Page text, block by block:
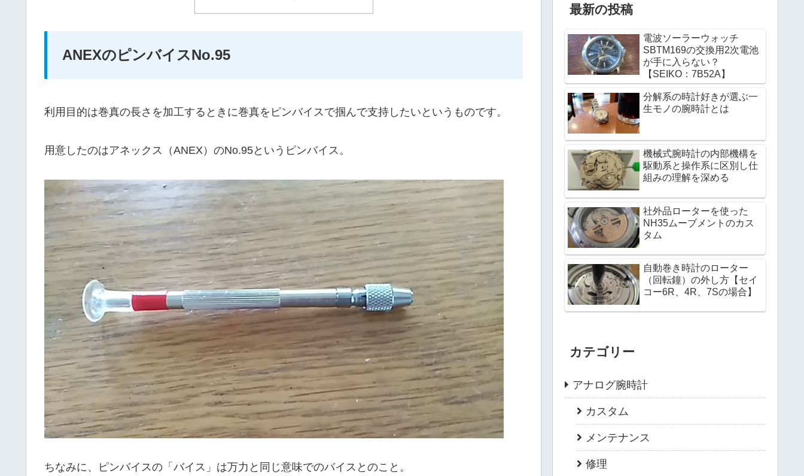
ANEXのピンバイスNo.95
利用目的は巻真の長さを加工するときに巻真をピンバイスで掴んで支持したいというものです。
用意したのはアネックス（ANEX）のNo.95というピンバイス。
ちなみに、ピンバイスの「バイス」は万力と同じ意味でのバイスとのこと。
最新の投稿
電波ソーラーウォッチ
SBTM169の交換用2次電池
が手に入らない？
【SEIKO：7B52A】
分解系の時計好きが選ぶ一
生モノの腕時計とは
機械式腕時計の内部機構を
駆動系と操作系に区別し仕
組みの理解を深める
社外品ローターを使った
NH35ムーブメントのカス
タム
自動巻き時計のローター
（回転鐘）の外し方【セイ
コー6R、4R、7Sの場合】
カテゴリー
アナログ腕時計
カスタム
メンテナンス
修理